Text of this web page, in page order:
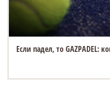
Если падел, то GAZPADEL: